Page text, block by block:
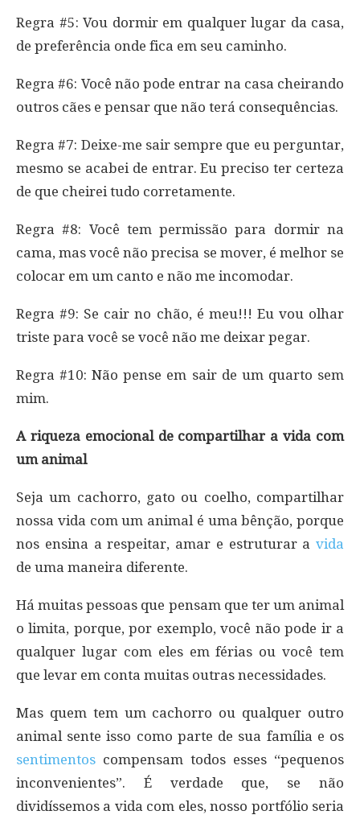
Regra #5: Vou dormir em qualquer lugar da casa,
de preferência onde fica em seu caminho.
Regra #6: Você não pode entrar na casa cheirando
outros cães e pensar que não terá consequências.
Regra #7: Deixe-me sair sempre que eu perguntar,
mesmo se acabei de entrar. Eu preciso ter certeza
de que cheirei tudo corretamente.
Regra #8: Você tem permissão para dormir na
cama, mas você não precisa se mover, é melhor se
colocar em um canto e não me incomodar.
Regra #9: Se cair no chão, é meu!!! Eu vou olhar
triste para você se você não me deixar pegar.
Regra #10: Não pense em sair de um quarto sem
mim.
A riqueza emocional de compartilhar a vida com
um animal
Seja um cachorro, gato ou coelho, compartilhar
nossa vida com um animal é uma bênção, porque
nos ensina a respeitar, amar e estruturar a vida
de uma maneira diferente.
Há muitas pessoas que pensam que ter um animal
o limita, porque, por exemplo, você não pode ir a
qualquer lugar com eles em férias ou você tem
que levar em conta muitas outras necessidades.
Mas quem tem um cachorro ou qualquer outro
animal sente isso como parte de sua família e os
sentimentos compensam todos esses “pequenos
inconvenientes”. É verdade que, se não
dividíssemos a vida com eles, nosso portfólio seria